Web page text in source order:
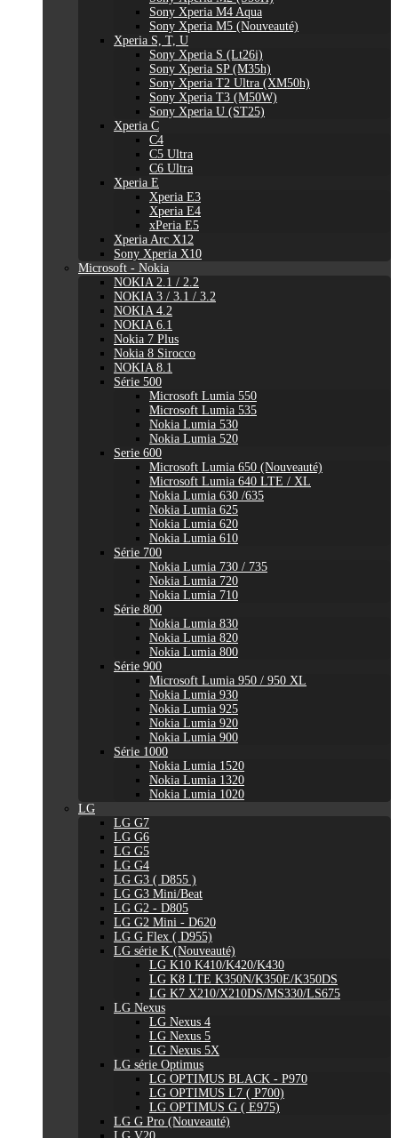
Sony Xperia M4 Aqua
Sony Xperia M5 (Nouveauté)
Xperia S, T, U
Sony Xperia S (Lt26i)
Sony Xperia SP (M35h)
Sony Xperia T2 Ultra (XM50h)
Sony Xperia T3 (M50W)
Sony Xperia U (ST25)
Xperia C
C4
C5 Ultra
C6 Ultra
Xperia E
Xperia E3
Xperia E4
xPeria E5
Xperia Arc X12
Sony Xperia X10
Microsoft - Nokia
NOKIA 2.1 / 2.2
NOKIA 3 / 3.1 / 3.2
NOKIA 4.2
NOKIA 6.1
Nokia 7 Plus
Nokia 8 Sirocco
NOKIA 8.1
Série 500
Microsoft Lumia 550
Microsoft Lumia 535
Nokia Lumia 530
Nokia Lumia 520
Serie 600
Microsoft Lumia 650 (Nouveauté)
Microsoft Lumia 640 LTE / XL
Nokia Lumia 630 /635
Nokia Lumia 625
Nokia Lumia 620
Nokia Lumia 610
Série 700
Nokia Lumia 730 / 735
Nokia Lumia 720
Nokia Lumia 710
Série 800
Nokia Lumia 830
Nokia Lumia 820
Nokia Lumia 800
Série 900
Microsoft Lumia 950 / 950 XL
Nokia Lumia 930
Nokia Lumia 925
Nokia Lumia 920
Nokia Lumia 900
Série 1000
Nokia Lumia 1520
Nokia Lumia 1320
Nokia Lumia 1020
LG
LG G7
LG G6
LG G5
LG G4
LG G3 ( D855 )
LG G3 Mini/Beat
LG G2 - D805
LG G2 Mini - D620
LG G Flex ( D955)
LG série K (Nouveauté)
LG K10 K410/K420/K430
LG K8 LTE K350N/K350E/K350DS
LG K7 X210/X210DS/MS330/LS675
LG Nexus
LG Nexus 4
LG Nexus 5
LG Nexus 5X
LG série Optimus
LG OPTIMUS BLACK - P970
LG OPTIMUS L7 ( P700)
LG OPTIMUS G ( E975)
LG G Pro (Nouveauté)